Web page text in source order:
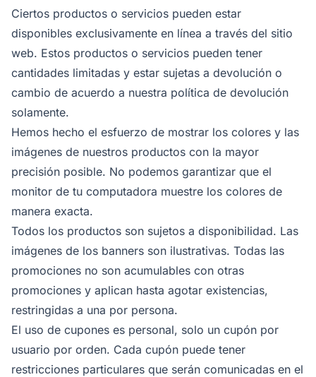
Ciertos productos o servicios pueden estar
disponibles exclusivamente en línea a través del sitio
web. Estos productos o servicios pueden tener
cantidades limitadas y estar sujetas a devolución o
cambio de acuerdo a nuestra política de devolución
solamente.
Hemos hecho el esfuerzo de mostrar los colores y las
imágenes de nuestros productos con la mayor
precisión posible. No podemos garantizar que el
monitor de tu computadora muestre los colores de
manera exacta.
Todos los productos son sujetos a disponibilidad. Las
imágenes de los banners son ilustrativas. Todas las
promociones no son acumulables con otras
promociones y aplican hasta agotar existencias,
restringidas a una por persona.
El uso de cupones es personal, solo un cupón por
usuario por orden. Cada cupón puede tener
restricciones particulares que serán comunicadas en el